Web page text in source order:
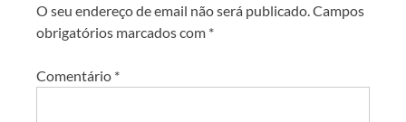
O seu endereço de email não será publicado. Campos
obrigatórios marcados com *
Comentário *